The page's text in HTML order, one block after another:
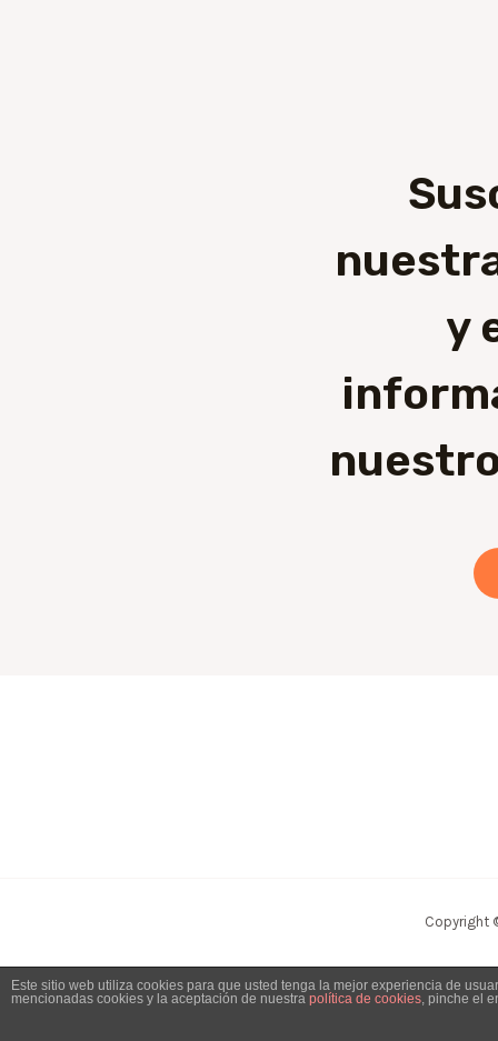
y
Copyright
Este sitio web utiliza cookies para que usted tenga la mejor experiencia de
mencionadas cookies y la aceptación de nuestra política de cookies , pinche el